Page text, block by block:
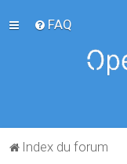
FAQ
Index du forum